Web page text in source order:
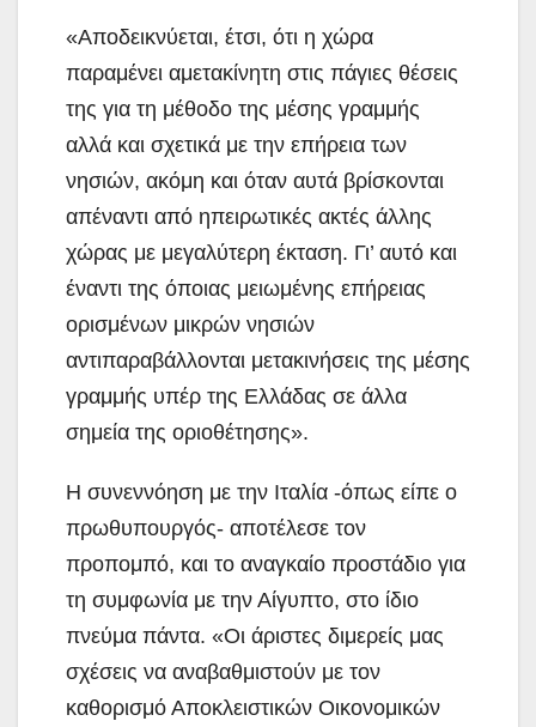
«Αποδεικνύεται, έτσι, ότι η χώρα
παραμένει αμετακίνητη στις πάγιες θέσεις
της για τη μέθοδο της μέσης γραμμής
αλλά και σχετικά με την επήρεια των
νησιών, ακόμη και όταν αυτά βρίσκονται
απέναντι από ηπειρωτικές ακτές άλλης
χώρας με μεγαλύτερη έκταση. Γι’ αυτό και
έναντι της όποιας μειωμένης επήρειας
ορισμένων μικρών νησιών
αντιπαραβάλλονται μετακινήσεις της μέσης
γραμμής υπέρ της Ελλάδας σε άλλα
σημεία της οριοθέτησης».
Η συνεννόηση με την Ιταλία -όπως είπε ο
πρωθυπουργός- αποτέλεσε τον
προπομπό, και το αναγκαίο προστάδιο για
τη συμφωνία με την Αίγυπτο, στο ίδιο
πνεύμα πάντα. «Οι άριστες διμερείς μας
σχέσεις να αναβαθμιστούν με τον
καθορισμό Αποκλειστικών Οικονομικών